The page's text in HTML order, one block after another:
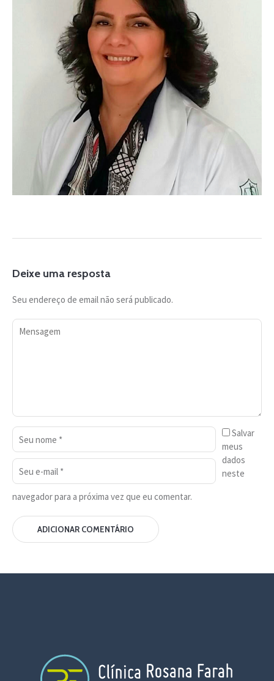
Deixe uma resposta
Seu endereço de email não será publicado.
Salvar
meus
dados
neste
navegador para a próxima vez que eu comentar.